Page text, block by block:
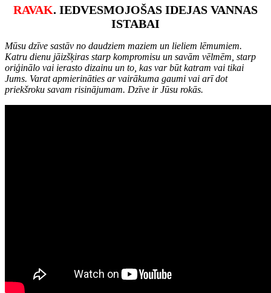
RAVAK. IEDVESMOJOŠAS IDEJAS VANNAS
ISTABAI
Mūsu dzīve sastāv no daudziem maziem un lieliem lēmumiem.
Katru dienu jāizšķiras starp kompromisu un savām vēlmēm, starp
oriģinālo vai ierasto dizainu un to, kas var būt katram vai tikai
Jums. Varat apmierināties ar vairākuma gaumi vai arī dot
priekšroku savam risinājumam. Dzīve ir Jūsu rokās.